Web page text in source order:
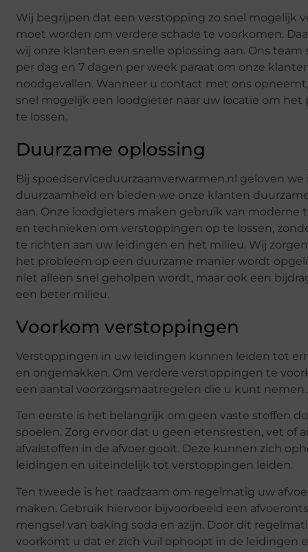
Wij begrijpen dat een verstopping zo snel mogelijk
moet worden om verdere schade te voorkomen.
wij onze klanten een snelle oplossing aan. Ons team
per dag en 7 dagen per week paraat om onze
noodgevallen. Wanneer u contact met ons
snel mogelijk een loodgieter naar uw locatie om het
te lossen.
Duurzame oplossing
Bij spoedserviceduurzaamverwarmen.nl geloven we
duurzaamheid en bieden we onze klanten
aan. Onze loodgieters maken gebruik van moderne
en technieken om verstoppingen op te lossen,
te richten aan uw leidingen en het milieu. Wij
het probleem op een duurzame manier wordt
niet alleen snel geholpen wordt, maar ook een
een beter milieu.
Voorkom verstoppingen
Verstoppingen in uw leidingen kunnen leiden tot
en ongemakken. Om verdere verstoppingen te
een aantal voorzorgsmaatregelen die u kunt nemen.
Ten eerste is het belangrijk om geen vaste stoffen
spoelen. Zorg ervoor dat u geen etensresten, vet of
afvalstoffen in de afvoer gooit. Deze kunnen zich
leidingen en uiteindelijk tot verstoppingen leiden.
Ten tweede is het raadzaam om regelmatig uw
maken. Gebruik hiervoor bijvoorbeeld een
mengsel van baking soda en azijn. Door dit
voorkomt u dat er zich vuil ophoopt in de leidingen